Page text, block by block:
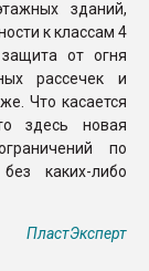
зданий,
к классам 4
от огня
рассечек и
Что касается
здесь новая
по
каких-либо
ПластЭксперт